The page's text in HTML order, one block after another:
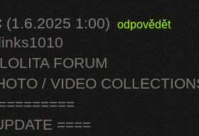
(1.6.2025 1:00) odpovědět
FORUM
/ VIDEO
====